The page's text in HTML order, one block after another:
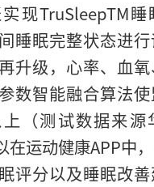
现TruSleepTM睡
睡眠完整状态进
升级，心率、血氧
数智能融合算法
（测试数据来源
在运动健康APP中
评分以及睡眠改